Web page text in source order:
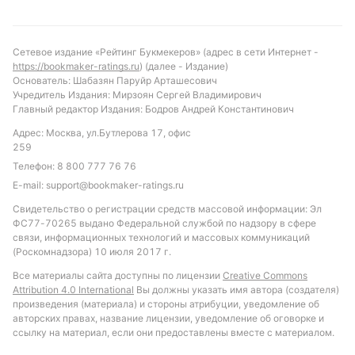
С учетом текущей формы и статистики,
фаворитом встречи выглядит Respublika. Вероятнее
всего, матч не будет богатым на голы с обеих
сторон, учитывая проблемы Pakhtakor-FM в атаке.
Рекомендуется обратить внимание на ставку
«победа Respublika» или «тотал меньше 3.5 голов»,
учитывая средние показатели лиги и последние
результаты команд. Также интересным вариантом
может стать ставка на то, что забьют обе
команды, учитывая высокую вероятность голов в
матчах Про Лиги.
Обновлено:
Автор
Сетевое издание «Рейтинг Букмекеров» (адрес в сети Интернет -
https://bookmaker-ratings.ru) (далее - Издание)
Основатель: Шабазян Паруйр Арташесович
Учредитель Издания: Мирзоян Сергей Владимирович
Главный редактор Издания: Бодров Андрей Константинович
Адрес: Москва, ул.Бутлерова 17, офис
259
Телефон: 8 800 777 76 76
E-mail: support@bookmaker-ratings.ru
Свидетельство о регистрации средств массовой информации: Эл
ФС77-70265 выдано Федеральной службой по надзору в сфере
связи, информационных технологий и массовых коммуникаций
(Роскомнадзора) 10 июля 2017 г.
Все материалы сайта доступны по лицензии Creative Commons
Attribution 4.0 International Вы должны указать имя автора (создателя)
произведения (материала) и стороны атрибуции, уведомление об
авторских правах, название лицензии, уведомление об оговорке и
ссылку на материал, если они предоставлены вместе с материалом.